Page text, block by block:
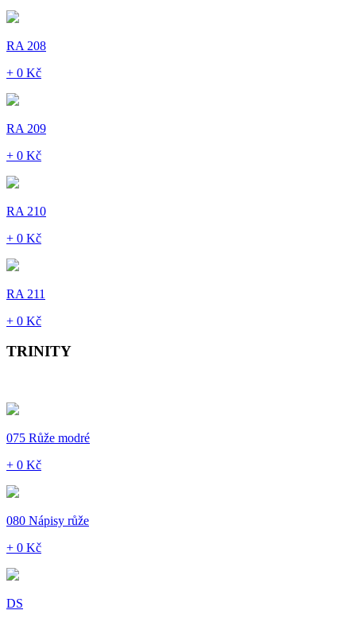
RA 208
+ 0 Kč
RA 209
+ 0 Kč
RA 210
+ 0 Kč
RA 211
+ 0 Kč
TRINITY
075 Růže modré
+ 0 Kč
080 Nápisy růže
+ 0 Kč
DS